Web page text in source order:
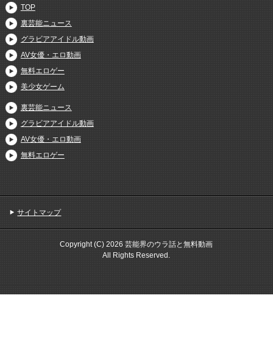
TOP
裏芸能ニュース
グラビアアイドル動画
AV女優・エロ動画
無料エロゲー
美少女ゲーム
裏芸能ニュース
グラビアアイドル動画
AV女優・エロ動画
無料エロゲー
サイトマップ
Copyright (C) 2026 芸能界のウラ話と無料動画
All Rights Reserved.